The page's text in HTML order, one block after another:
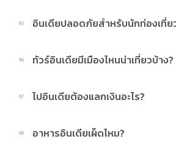
ควรเตรียมเสื้อผ้าที่ใส่สบาย ระบายอากาศดี
เวลาชมวัดหรือสถานที่ศักดิ์สิทธิ์
05 อินเดียปลอดภัยสำหรับนักท่องเที่ย
หากเดินทางกับบริษัททัวร์และปฏิบัติตามคำแน
ได้อย่างสบายใจ และสะดวกมากขึ้น
06 ทัวร์อินเดียมีเมืองไหนน่าเที่ยวบ้าง?
เมืองยอดนิยม เช่น เดลี อัครา ชัยปุระ แคชเ
และมุมไบ แต่ละเมืองมีเสน่ห์แตกต่างกัน
07 ไปอินเดียต้องแลกเงินอะไร?
ส่วนใหญ่ใช่สกุลเงินรูปีอินเดีย (INR) สามาร
เมื่อถึงอินเดียได้
08 อาหารอินเดียเผ็ดไหม?